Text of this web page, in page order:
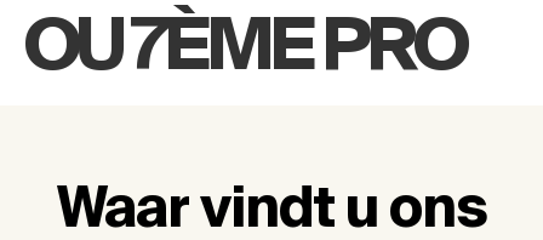
OU 7ÈME PRO
Waar vindt u ons